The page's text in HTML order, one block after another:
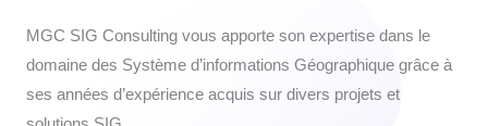
MGC SIG Consulting vous apporte son expertise dans le
domaine des Système d’informations Géographique grâce à
ses années d’expérience acquis sur divers projets et